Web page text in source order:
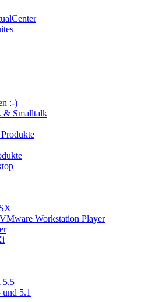
:-)
& Smalltalk
Workstation Player
5.5
und 5.1